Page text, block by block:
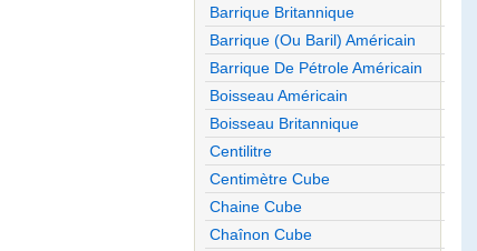
Barrique Britannique
Barrique (ou Baril) Américain
Barrique De Pétrole Américain
Boisseau Américain
Boisseau Britannique
Centilitre
Centimètre Cube
Chaine Cube
Chaînon Cube